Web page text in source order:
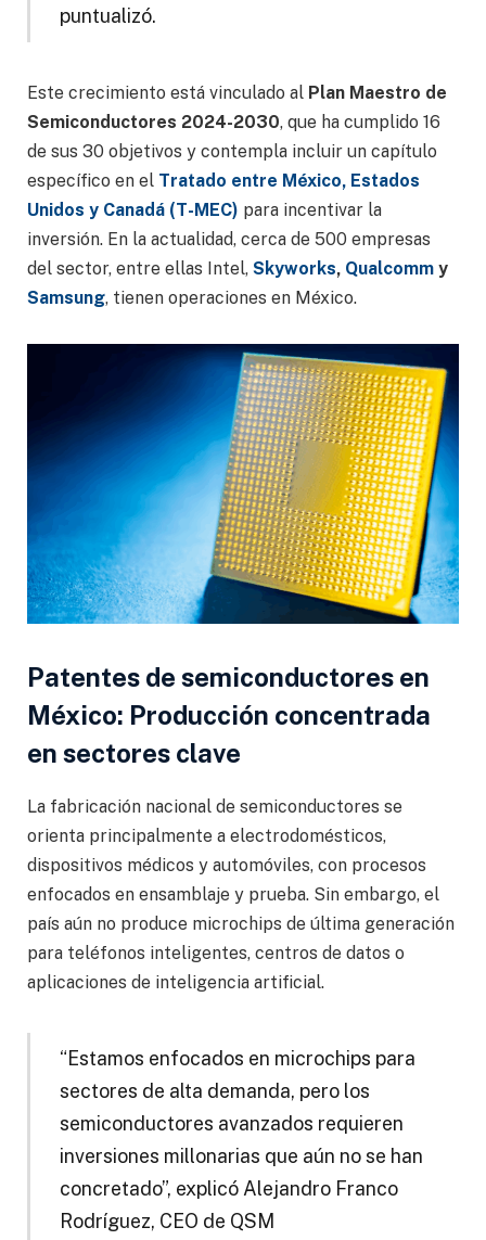
puntualizó.
Este crecimiento está vinculado al Plan Maestro de
Semiconductores 2024-2030, que ha cumplido 16
de sus 30 objetivos y contempla incluir un capítulo
específico en el Tratado entre México, Estados
Unidos y Canadá (T-MEC) para incentivar la
inversión. En la actualidad, cerca de 500 empresas
del sector, entre ellas Intel, Skyworks, Qualcomm y
Samsung, tienen operaciones en México.
Patentes de semiconductores en
México: Producción concentrada
en sectores clave
La fabricación nacional de semiconductores se
orienta principalmente a electrodomésticos,
dispositivos médicos y automóviles, con procesos
enfocados en ensamblaje y prueba. Sin embargo, el
país aún no produce microchips de última generación
para teléfonos inteligentes, centros de datos o
aplicaciones de inteligencia artificial.
“Estamos enfocados en microchips para
sectores de alta demanda, pero los
semiconductores avanzados requieren
inversiones millonarias que aún no se han
concretado”, explicó Alejandro Franco
Rodríguez, CEO de QSM